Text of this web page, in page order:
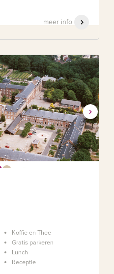
meer info
Koffie en Thee
Gratis parkeren
Lunch
Receptie